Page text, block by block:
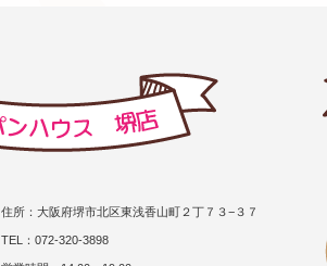
住所：大阪府堺市北区東浅香山町２丁７３−３７
TEL：072-320-3898